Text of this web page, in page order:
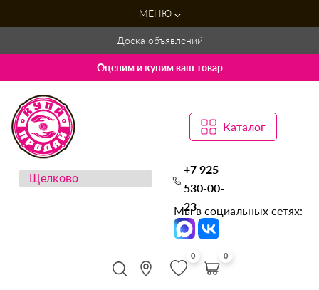
МЕНЮ
Доска объявлений
Оценим и купим ваш товар
Каталог
+7 925
530-00-
23
Мы в социальных сетях:
0 0